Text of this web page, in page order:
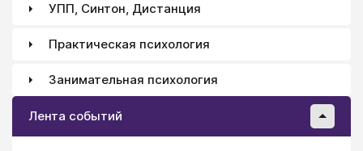
УПП, Синтон, Дистанция
Практическая психология
Занимательная психология
Лента событий